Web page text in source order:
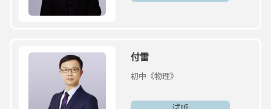
付雷
初中《物理》